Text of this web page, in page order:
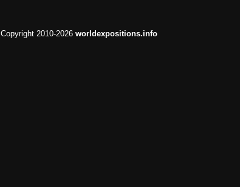
Copyright 2010-2026 worldexpositions.info